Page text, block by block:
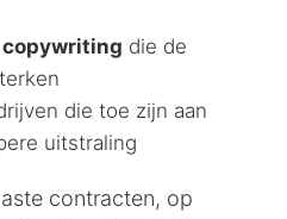
copywriting die de
die toe zijn aan
uitstraling
contracten, op